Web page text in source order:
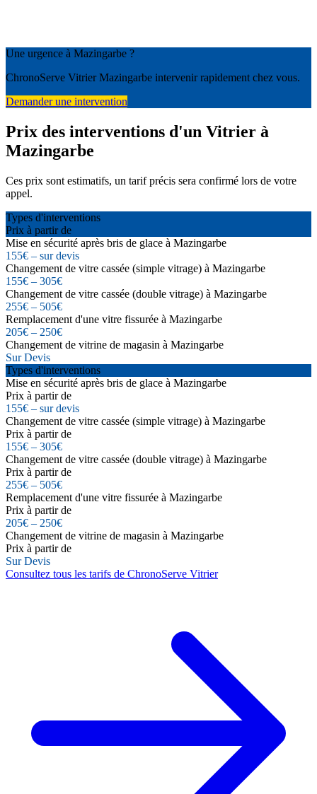
Une urgence à Mazingarbe ?
ChronoServe Vitrier Mazingarbe intervenir rapidement chez vous.
Demander une intervention
Prix des interventions d'un Vitrier à
Mazingarbe
Ces prix sont estimatifs, un tarif précis sera confirmé lors de votre
appel.
Types d'interventions
Prix à partir de
Mise en sécurité après bris de glace à Mazingarbe
155€ – sur devis
Changement de vitre cassée (simple vitrage) à Mazingarbe
155€ – 305€
Changement de vitre cassée (double vitrage) à Mazingarbe
255€ – 505€
Remplacement d'une vitre fissurée à Mazingarbe
205€ – 250€
Changement de vitrine de magasin à Mazingarbe
Sur Devis
Types d'interventions
Mise en sécurité après bris de glace à Mazingarbe
Prix à partir de
155€ – sur devis
Changement de vitre cassée (simple vitrage) à Mazingarbe
Prix à partir de
155€ – 305€
Changement de vitre cassée (double vitrage) à Mazingarbe
Prix à partir de
255€ – 505€
Remplacement d'une vitre fissurée à Mazingarbe
Prix à partir de
205€ – 250€
Changement de vitrine de magasin à Mazingarbe
Prix à partir de
Sur Devis
Consultez tous les tarifs de ChronoServe Vitrier